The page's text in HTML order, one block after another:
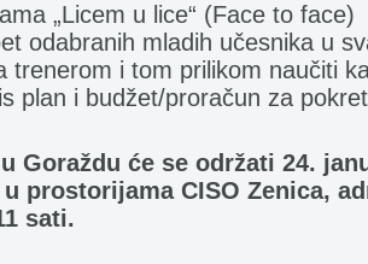
„Licem u lice“ (Face to
odabranih mladih učesnika u
trenerom i tom prilikom naučiti
plan i budžet/proračun za
Goraždu će se održati 24.
prostorijama CISO Zenica,
sati.